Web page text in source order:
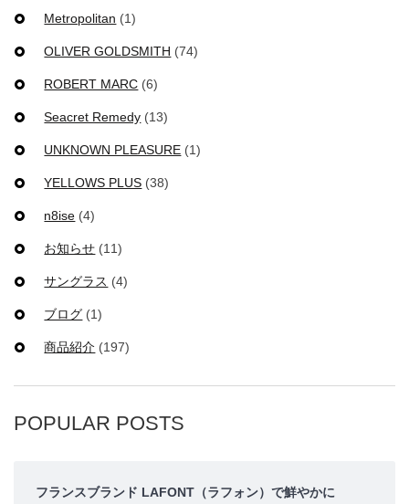
Metropolitan (1)
OLIVER GOLDSMITH (74)
ROBERT MARC (6)
Seacret Remedy (13)
UNKNOWN PLEASURE (1)
YELLOWS PLUS (38)
n8ise (4)
お知らせ (11)
サングラス (4)
ブログ (1)
商品紹介 (197)
POPULAR POSTS
フランスブランド LAFONT（ラフォン）で鮮やかに